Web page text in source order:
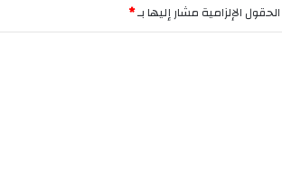
الحقول الإلزامية مشار إليها بـ*